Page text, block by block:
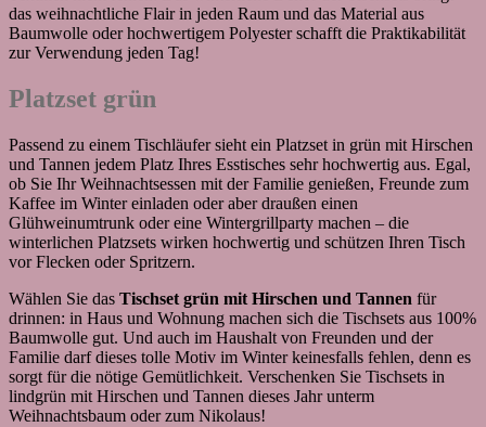
das weihnachtliche Flair in jeden Raum und das Material aus
Baumwolle oder hochwertigem Polyester schafft die Praktikabilität
zur Verwendung jeden Tag!
Platzset grün
Passend zu einem Tischläufer sieht ein Platzset in grün mit Hirschen
und Tannen jedem Platz Ihres Esstisches sehr hochwertig aus. Egal,
ob Sie Ihr Weihnachtsessen mit der Familie genießen, Freunde zum
Kaffee im Winter einladen oder aber draußen einen
Glühweinumtrunk oder eine Wintergrillparty machen – die
winterlichen Platzsets wirken hochwertig und schützen Ihren Tisch
vor Flecken oder Spritzern.
Wählen Sie das Tischset grün mit Hirschen und Tannen für
drinnen: in Haus und Wohnung machen sich die Tischsets aus 100%
Baumwolle gut. Und auch im Haushalt von Freunden und der
Familie darf dieses tolle Motiv im Winter keinesfalls fehlen, denn es
sorgt für die nötige Gemütlichkeit. Verschenken Sie Tischsets in
lindgrün mit Hirschen und Tannen dieses Jahr unterm
Weihnachtsbaum oder zum Nikolaus!